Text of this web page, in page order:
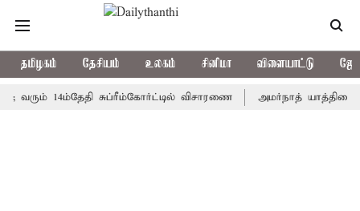
தமிழகம் தேசியம் உலகம் சினிமா விளையாட்டு
வரும் 14ம்தேதி சுப்ரீம்கோர்ட்டில் விசாரணை அமர்நாத் யாத்திரை